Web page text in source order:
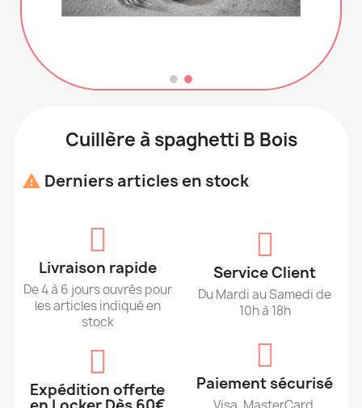
Cuillère à spaghetti B Bois
 Derniers articles en stock
Livraison rapide
De 4 à 6 jours ouvrés pour
les articles indiqué en
stock
Expédition offerte
Service Client
Du Mardi au Samedi de
10h à 18h
Paiement sécurisé